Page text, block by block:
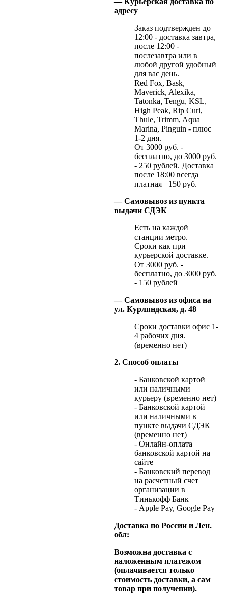
адресу
Заказ подтвержден до
12:00 - доставка завтра,
после 12:00 -
послезавтра или в
любой другой удобный
для вас день.
Red Fox, Bask,
Maverick, Alexika,
Tatonka, Tengu, KSL,
High Peak, Rip Curl,
Thule, Trimm, Aqua
Marina, Pinguin - плюс
1-2 дня.
От 3000 руб. -
бесплатно, до 3000 руб.
- 250 рублей. Доставка
после 18:00 всегда
платная +150 руб.
— Самовывоз из пункта
выдачи СДЭК
Есть на каждой
станции метро.
Сроки как при
курьерской доставке.
От 3000 руб. -
бесплатно, до 3000 руб.
- 150 рублей
— Самовывоз из офиса на
ул. Курляндская, д. 48
Сроки доставки офис 1-
4 рабочих дня.
(временно нет)
2. Способ оплаты
- Банковской картой
или наличными
курьеру (временно нет)
- Банковской картой
или наличными в
пункте выдачи СДЭК
(временно нет)
- Онлайн-оплата
банковской картой на
сайте
- Банковский перевод
на расчетный счет
организации в
Тинькофф Банк
- Apple Pay, Google Pay
Доставка по России и Лен.
обл:
Возможна доставка с
наложенным платежом
(оплачивается только
стоимость доставки, а сам
товар при получении).